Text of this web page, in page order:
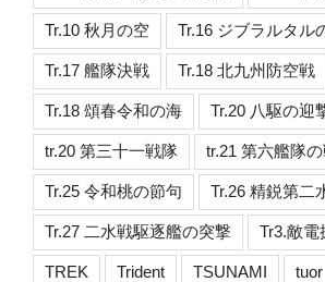
Tr.10 秋月の空 Tr.16 ジブラルタル
Tr.17 艦隊決戦 Tr.18 北九州防空戦
Tr.18 頌春令和の海 Tr.20 八駆の迎
tr.20 第三十一戦隊 tr.21 第六艦隊
Tr.25 令和桃の節句 Tr.26 精鋭第二
Tr.27 二水戦駆逐艦の突撃 Tr3.敵電
TREK Trident TSUNAMI tuor